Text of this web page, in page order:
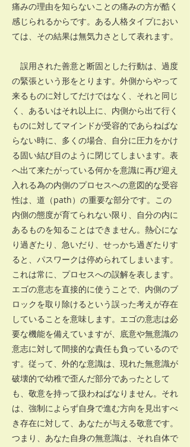
痛みの理由を知らないことの痛みの方が酷く
感じられるからです。ある人格タイプにおい
ては、その結果は無気力さとして表れます。
誤用された善意と断固とした行動は、過度
の緊張という形をとります。外側からやって
来るものに対してだけではなく、それと同じ
く、あるいはそれ以上に、内側から出て行く
ものに対してマインドが受容的であらねばな
らない時に、多くの場合、自分に圧力をかけ
る固い結び目のように閉じてしまいます。表
へ出て来たがっている何かを意識に再び迎え
入れる為の内側のプロセスへの意図的な受容
性は、道（path）の重要な部分です。この
内側の態度が育てられない限り、自分の内に
あるものを知ることはできません。熱心にな
り過ぎたり、急いだり、せっかち過ぎたりす
ると、パスワークは停められてしまいます。
これは常に、プロセスへの誤解を表します。
エゴの意志を直接的に使うことで、内側のブ
ロックを取り除けるという誤った考えが存在
していることを意味します。エゴの意志は必
要な機能を備えていますが、底意や無意識の
意志に対して間接的な責任も負っているので
す。従って、外的な意識は、現れた無意識が
破壊的で幼稚で歪んだ部分であったとして
も、敬意を持って扱わねばなりません。それ
は、強制によらず自身で進む方向を見出すべ
き存在に対して、あなたが与える敬意です。
つまり、あなた自身の無意識は、それ自体で